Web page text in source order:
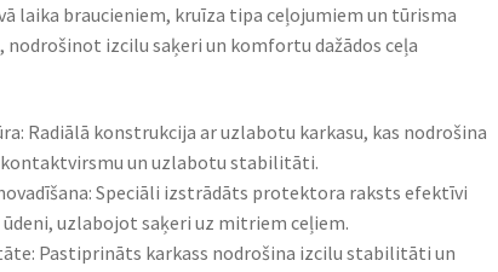
laika braucieniem, kruīza tipa ceļojumiem un tūrisma
nodrošinot izcilu saķeri un komfortu dažādos ceļa
Radiālā konstrukcija ar uzlabotu karkasu, kas nodrošina
un uzlabotu stabilitāti.​
Speciāli izstrādāts protektora raksts efektīvi
ūdeni, uzlabojot saķeri uz mitriem ceļiem.​
Pastiprināts karkass nodrošina izcilu stabilitāti un